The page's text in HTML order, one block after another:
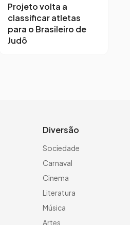
Projeto volta a
classificar atletas
para o Brasileiro de
Judô
Diversão
Sociedade
Carnaval
Cinema
Literatura
Música
Artes